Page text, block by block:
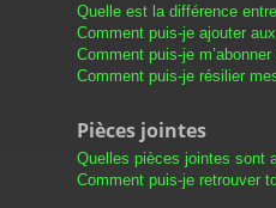
Quelle est la différence
Comment puis-je ajouter
Comment puis-je
Comment puis-je résilier
Pièces jointes
Quelles pièces jointes sont
Comment puis-je retrouver